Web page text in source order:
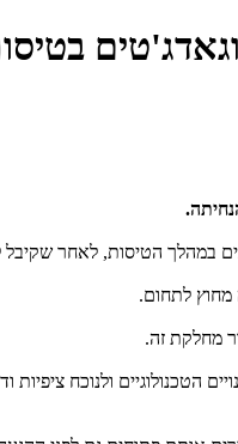
במהלך הטיסות, לאחר שקיבל
מחוץ לתחום.
מחלקת זה.
הקיימים למעשה משנות ה-60 של המאה הקודמת,